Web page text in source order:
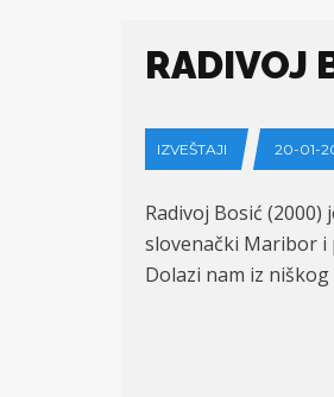
RADIVOJ
IZVEŠTAJI 20-01-
Radivoj Bosić
slovenački Maribor i
Dolazi nam iz